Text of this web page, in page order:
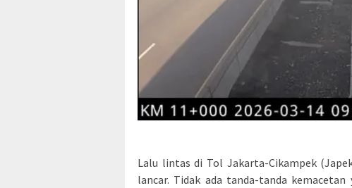
Lalu lintas di Tol Jakarta-Cikampek
lancar. Tidak ada tanda-tanda